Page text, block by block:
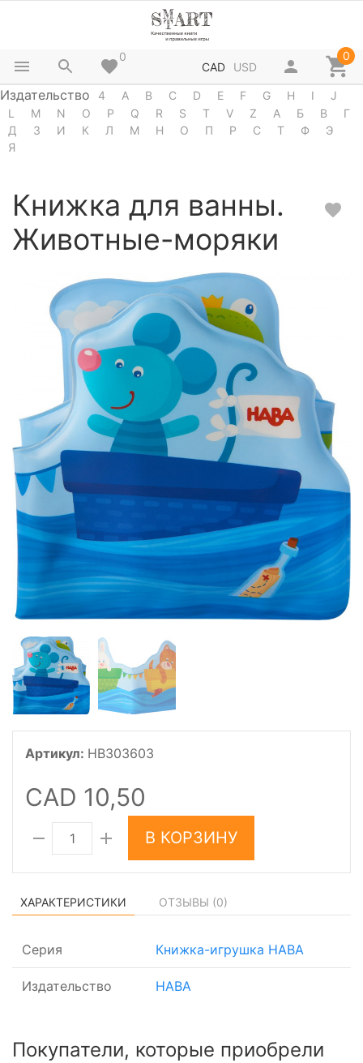
0
CAD USD
0
Издательство 4 A B C D E F G H I
J
L
M N O P Q R S T V Z А Б В
Г
Д
З И К Л М Н О П Р С Т Ф
Э
Я
Книжка для ванны.
Животные-моряки
Артикул: HB303603
CAD 10,50
В КОРЗИНУ
ХАРАКТЕРИСТИКИ ОТЗЫВЫ (0)
Серия Книжка-игрушка HABA
Издательство HABA
Покупатели, которые приобрели